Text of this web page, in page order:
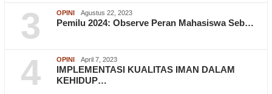
3 OPINI Agustus 22, 2023
Pemilu 2024: Observe Peran Mahasiswa Seb…
4 OPINI April 7, 2023
IMPLEMENTASI KUALITAS IMAN DALAM
KEHIDUP…